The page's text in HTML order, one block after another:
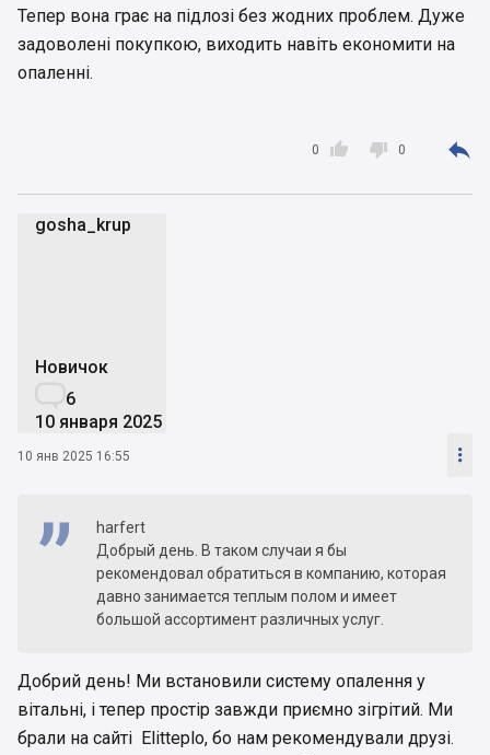
Тепер вона грає на підлозі без жодних проблем. Дуже
задоволені покупкою, виходить навіть економити на
опаленні.

0  0 
gosha_krup
Новичок
6
10 января 2025
10 янв 2025 16:55 
harfert
Добрый день. В таком случаи я бы
рекомендовал обратиться в компанию, которая
давно занимается теплым полом и имеет
большой ассортимент различных услуг.
Добрий день! Ми встановили систему опалення у
вітальні, і тепер простір завжди приємно зігрітий. Ми
брали на сайті Elitteplo, бо нам рекомендували друзі.